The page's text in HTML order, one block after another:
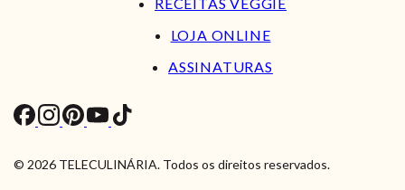
LOJA ONLINE
ASSINATURAS
© 2026 TELECULINÁRIA. Todos os direitos reservados.